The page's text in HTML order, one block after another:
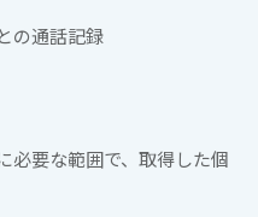
の通話記録
必要な範囲で、取得した個